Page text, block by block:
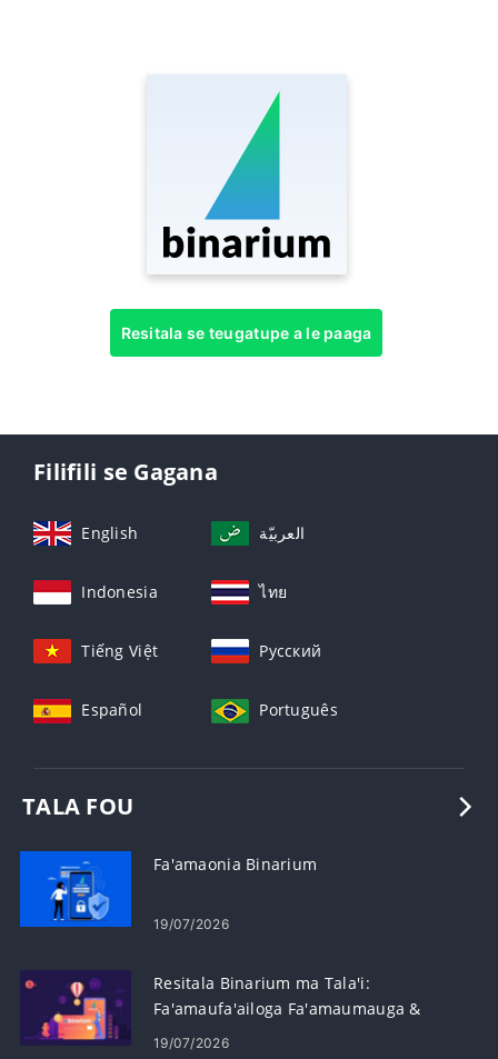
Resitala se teugatupe a le paaga
Filifili se Gagana
English العربيّة
Indonesia ไทย
Tiếng Việt Русский
Español Português
TALA FOU
Fa'amaonia Binarium
19/07/2026
Resitala Binarium ma Tala'i:
Fa'amaufa'ailoga Fa'amaumauga &
Laasaga o le Tala'i
19/07/2026